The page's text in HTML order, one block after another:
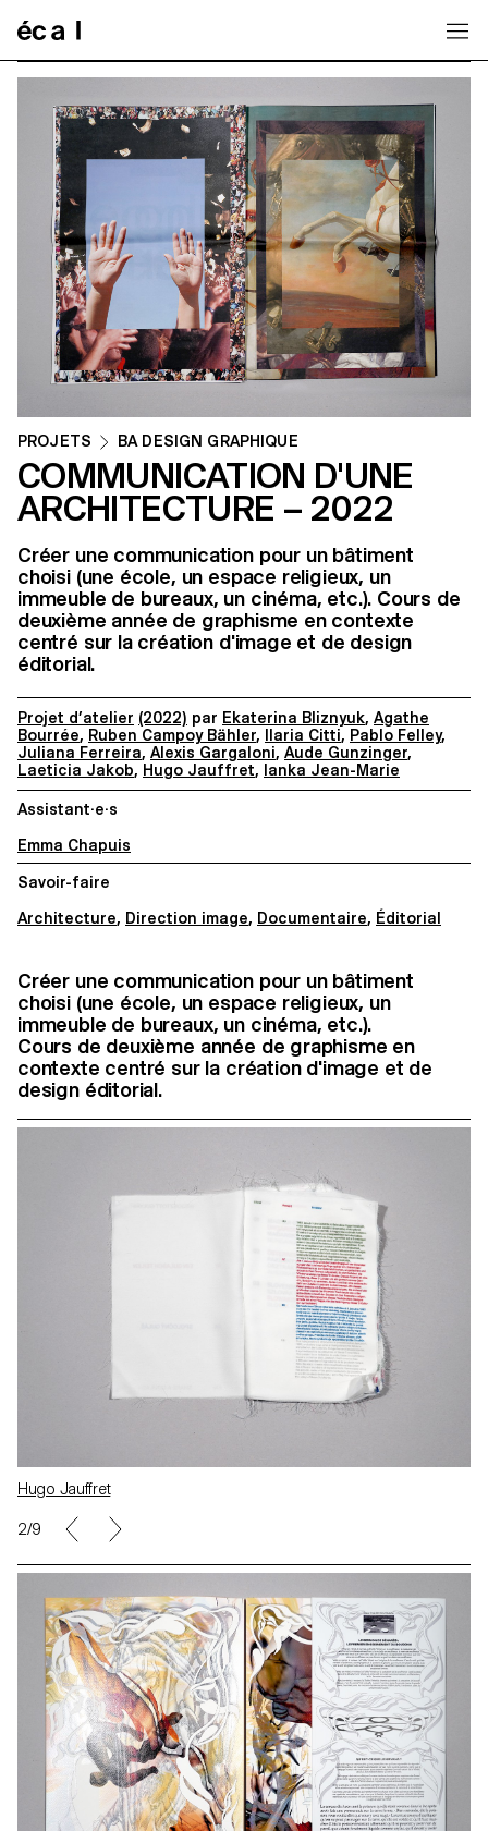
PROJETS BA DESIGN GRAPHIQUE
COMMUNICATION D'UNE
ARCHITECTURE – 2022
Créer une communication pour un bâtiment
choisi (une école, un espace religieux, un
immeuble de bureaux, un cinéma, etc.). Cours de
deuxième année de graphisme en contexte
centré sur la création d'image et de design
éditorial.
Projet d’atelier (2022) par Ekaterina Bliznyuk, Agathe
Bourrée, Ruben Campoy Bähler, Ilaria Citti, Pablo Felley,
Juliana Ferreira, Alexis Gargaloni, Aude Gunzinger,
Laeticia Jakob, Hugo Jauffret, Ianka Jean-Marie
Assistant·e·s
Emma Chapuis
Savoir-faire
Architecture, Direction image, Documentaire, Éditorial
Créer une communication pour un bâtiment
choisi (une école, un espace religieux, un
immeuble de bureaux, un cinéma, etc.).
Cours de deuxième année de graphisme en
contexte centré sur la création d'image et de
design éditorial.
Hugo Jauffret
2/9